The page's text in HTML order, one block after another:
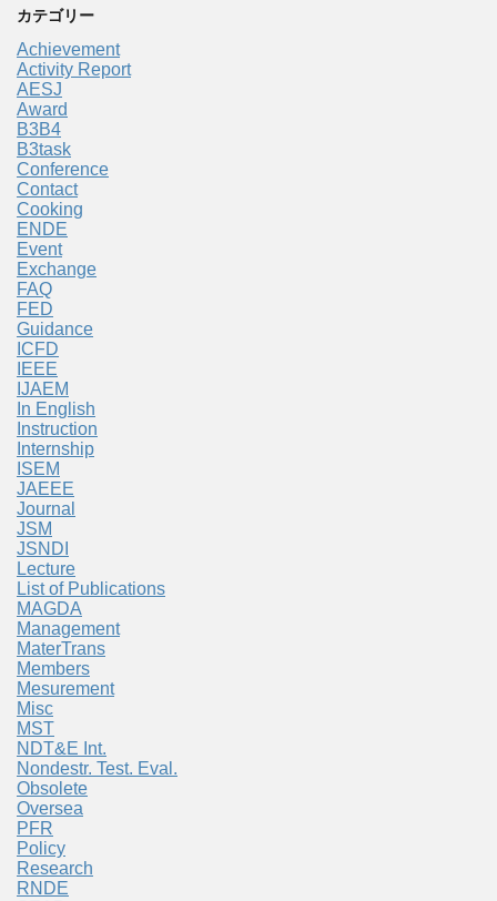
カテゴリー
Achievement
Activity Report
AESJ
Award
B3B4
B3task
Conference
Contact
Cooking
ENDE
Event
Exchange
FAQ
FED
Guidance
ICFD
IEEE
IJAEM
In English
Instruction
Internship
ISEM
JAEEE
Journal
JSM
JSNDI
Lecture
List of Publications
MAGDA
Management
MaterTrans
Members
Mesurement
Misc
MST
NDT&E Int.
Nondestr. Test. Eval.
Obsolete
Oversea
PFR
Policy
Research
RNDE